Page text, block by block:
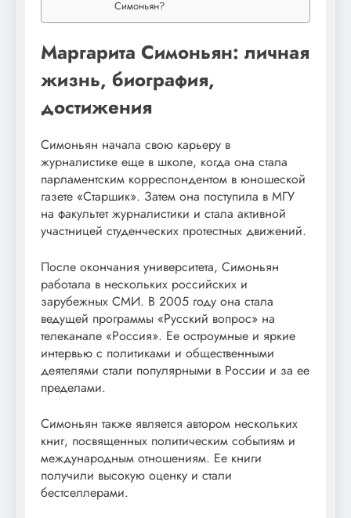
Симоньян?
Маргарита Симоньян: личная
жизнь, биография,
достижения
Симоньян начала свою карьеру в
журналистике еще в школе, когда она стала
парламентским корреспондентом в юношеской
газете «Старшик». Затем она поступила в МГУ
на факультет журналистики и стала активной
участницей студенческих протестных движений.
После окончания университета, Симоньян
работала в нескольких российских и
зарубежных СМИ. В 2005 году она стала
ведущей программы «Русский вопрос» на
телеканале «Россия». Ее остроумные и яркие
интервью с политиками и общественными
деятелями стали популярными в России и за ее
пределами.
Симоньян также является автором нескольких
книг, посвященных политическим событиям и
международным отношениям. Ее книги
получили высокую оценку и стали
бестселлерами.